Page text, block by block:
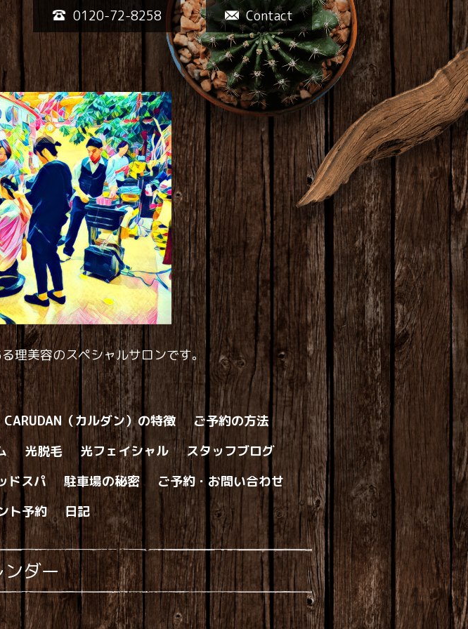
Contact
0120-72-8258
理美容のスペシャルサロンです。
CARUDAN（カルダン）の特徴
ご予約の方法
光脱毛 光フェイシャル
スタッフブログ
ドスパ 駐車場の秘密
ご予約・お問い合わせ
ト予約 日記
ダー